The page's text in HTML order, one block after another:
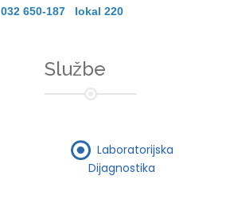
032 650-187 lokal 220
Službe
Laboratorijska
Dijagnostika